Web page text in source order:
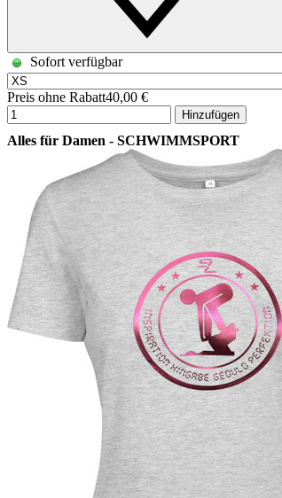
Sofort verfügbar
Preis ohne Rabatt40,00 €
Hinzufügen
Alles für Damen - SCHWIMMSPORT